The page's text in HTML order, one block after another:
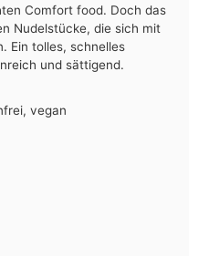
Comfort food. Doch das
Nudelstücke, die sich mit
Ein tolles, schnelles
und sättigend.
vegan